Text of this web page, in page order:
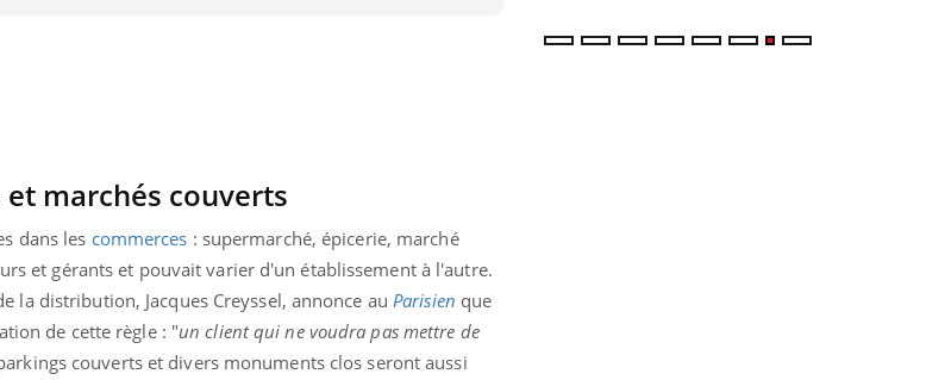
marchés couverts
dans les commerces : supermarché, épicerie, marché
et gérants et pouvait varier d'un établissement à l'autre.
la distribution, Jacques Creyssel, annonce au Parisien que
de cette règle : "un client qui ne voudra pas mettre de
couverts et divers monuments clos seront aussi